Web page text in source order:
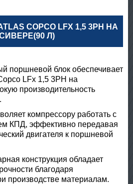
COPCO LFX 1,5 3PH НА
Л)
поршневой блок обеспечивает
LFx 1,5 3PH на
производительность
компрессору работать с
КПД, эффективно передавая
двигателя к поршневой
конструкция обладает
благодаря
производстве материалам.